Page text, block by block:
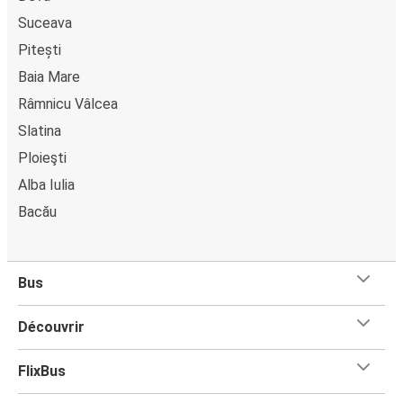
Suceava
Pitești
Baia Mare
Râmnicu Vâlcea
Slatina
Ploieşti
Alba Iulia
Bacău
Bus
Découvrir
FlixBus